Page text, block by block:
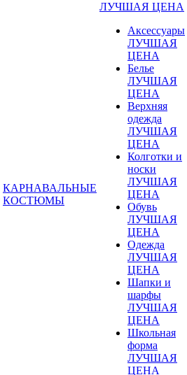
КАРНАВАЛЬНЫЕ
КОСТЮМЫ
ЛУЧШАЯ ЦЕНА
Аксессуары
ЛУЧШАЯ
ЦЕНА
Белье
ЛУЧШАЯ
ЦЕНА
Верхняя
одежда
ЛУЧШАЯ
ЦЕНА
Колготки и
носки
ЛУЧШАЯ
ЦЕНА
Обувь
ЛУЧШАЯ
ЦЕНА
Одежда
ЛУЧШАЯ
ЦЕНА
Шапки и
шарфы
ЛУЧШАЯ
ЦЕНА
Школьная
форма
ЛУЧШАЯ
ЦЕНА